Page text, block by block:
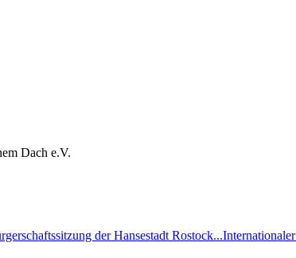
Dach e.V.
der Hansestadt Rostock...